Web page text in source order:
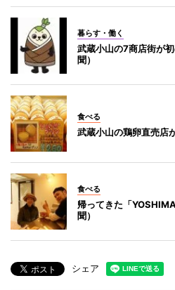
暮らす・働く
武蔵小山の7商店街が
聞）
食べる
武蔵小山の鶏卵直売店
食べる
帰ってきた「
聞）
シェア